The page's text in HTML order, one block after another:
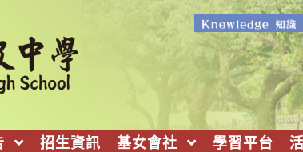
招生資訊 基女會社 學習平台